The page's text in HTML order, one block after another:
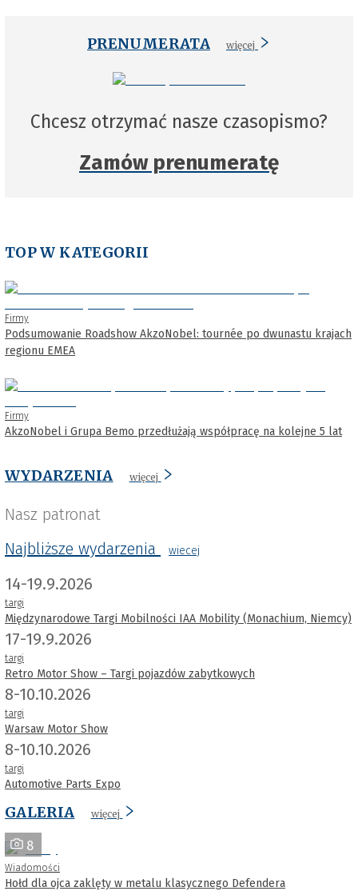
PRENUMERATA więcej
Chcesz otrzymać nasze czasopismo?
Zamów prenumeratę
TOP W KATEGORII
Firmy
Podsumowanie Roadshow AkzoNobel: tournée po dwunastu krajach
regionu EMEA
Firmy
AkzoNobel i Grupa Bemo przedłużają współpracę na kolejne 5 lat
WYDARZENIA więcej
Nasz patronat
Najbliższe wydarzenia
wiecej
14-19.9.2026
targi
Międzynarodowe Targi Mobilności IAA Mobility (Monachium, Niemcy)
17-19.9.2026
targi
Retro Motor Show – Targi pojazdów zabytkowych
8-10.10.2026
targi
Warsaw Motor Show
8-10.10.2026
targi
Automotive Parts Expo
GALERIA więcej
8
Wiadomości
Hołd dla ojca zaklęty w metalu klasycznego Defendera